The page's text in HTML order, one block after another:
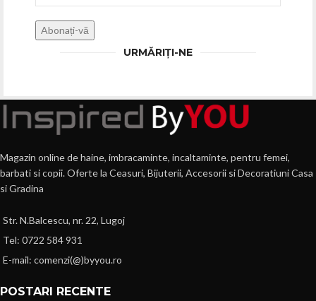
URMĂRIȚI-NE
Magazin online de haine, imbracaminte, incaltaminte, pentru femei,
barbati si copii. Oferte la Ceasuri, Bijuterii, Accesorii si Decoratiuni Casa
si Gradina
Str. N.Balcescu, nr. 22, Lugoj
Tel: 0722 584 931
E-mail: comenzi(@)byyou.ro
POSTARI RECENTE